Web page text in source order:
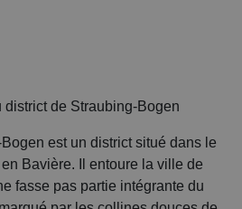
district de Straubing-Bogen
est un district situé dans le
Bavière. Il entoure la ville de
fasse pas partie intégrante du